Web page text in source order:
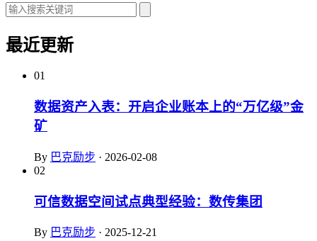
最近更新
01
数据资产入表：开启企业账本上的“万亿级”金
矿
By 巴克励步 · 2026-02-08
02
可信数据空间试点典型经验：数传集团
By 巴克励步 · 2025-12-21